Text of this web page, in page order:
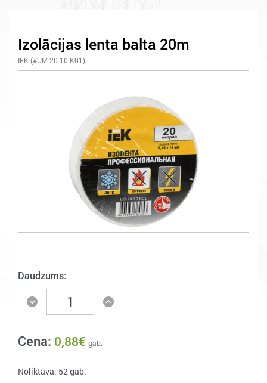
Izolācijas lenta balta 20m
IEK (#UIZ-20-10-K01)
Daudzums:
Cena: 0,88€ gab.
Noliktavā: 52 gab.